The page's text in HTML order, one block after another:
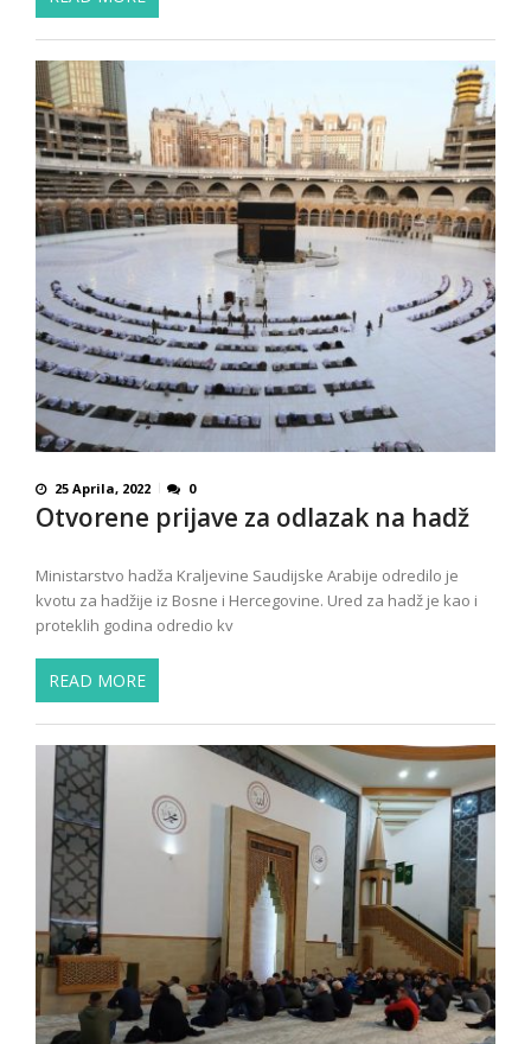
25 Aprila, 2022 0
Otvorene prijave za odlazak na hadž
Ministarstvo hadža Kraljevine Saudijske Arabije odredilo je
kvotu za hadžije iz Bosne i Hercegovine. Ured za hadž je kao i
proteklih godina odredio kv
READ MORE